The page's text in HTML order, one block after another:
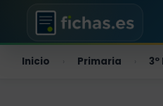
Inicio Primaria